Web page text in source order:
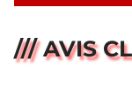
/// AVIS